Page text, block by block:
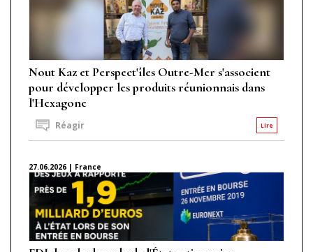
Nout Kaz et Perspect'îles Outre-Mer s'associent
pour développer les produits réunionnais dans
l'Hexagone
Lire
Réagir
27.06.2026 | France